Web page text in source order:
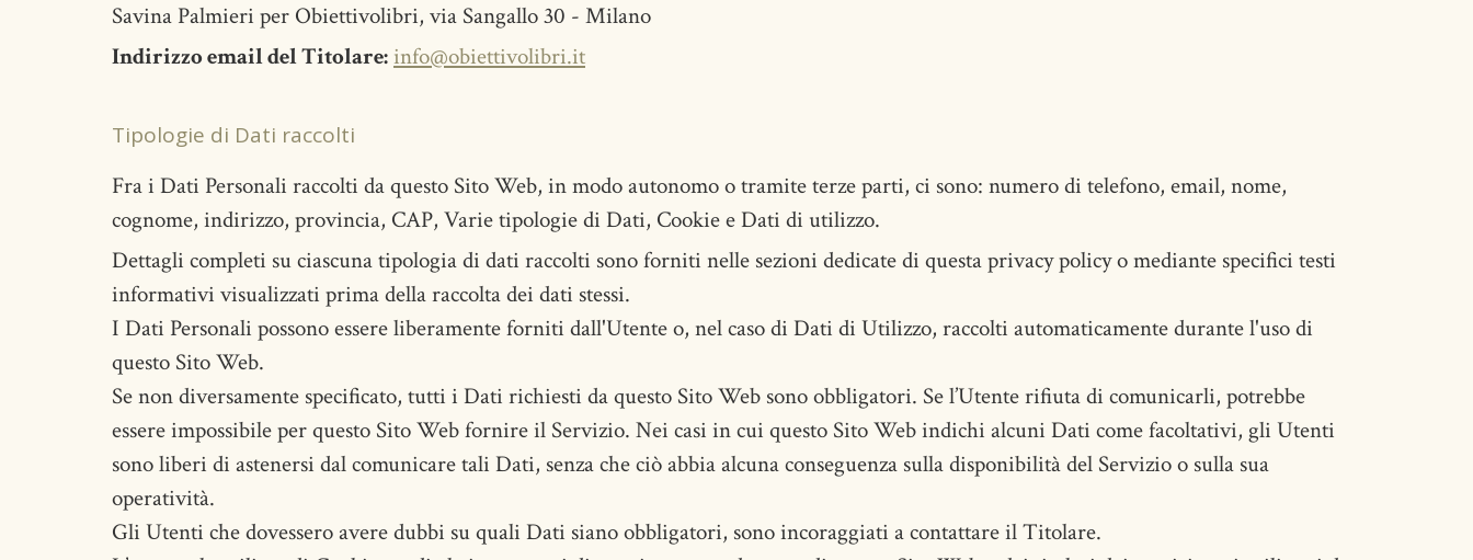
Savina Palmieri per Obiettivolibri, via Sangallo 30 - Milano
Indirizzo email del Titolare: info@obiettivolibri.it
Tipologie di Dati raccolti
Fra i Dati Personali raccolti da questo Sito Web, in modo autonomo o tramite terze parti, ci sono: numero di telefono, email, nome,
cognome, indirizzo, provincia, CAP, Varie tipologie di Dati, Cookie e Dati di utilizzo.
Dettagli completi su ciascuna tipologia di dati raccolti sono forniti nelle sezioni dedicate di questa privacy policy o mediante specifici testi
informativi visualizzati prima della raccolta dei dati stessi.
I Dati Personali possono essere liberamente forniti dall'Utente o, nel caso di Dati di Utilizzo, raccolti automaticamente durante l'uso di
questo Sito Web.
Se non diversamente specificato, tutti i Dati richiesti da questo Sito Web sono obbligatori. Se l’Utente rifiuta di comunicarli, potrebbe
essere impossibile per questo Sito Web fornire il Servizio. Nei casi in cui questo Sito Web indichi alcuni Dati come facoltativi, gli Utenti
sono liberi di astenersi dal comunicare tali Dati, senza che ciò abbia alcuna conseguenza sulla disponibilità del Servizio o sulla sua
operatività.
Gli Utenti che dovessero avere dubbi su quali Dati siano obbligatori, sono incoraggiati a contattare il Titolare.